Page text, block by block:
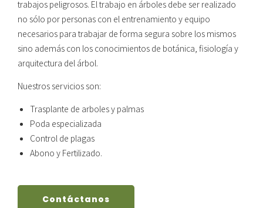
trabajos peligrosos. El trabajo en árboles debe ser realizado
no sólo por personas con el entrenamiento y equipo
necesarios para trabajar de forma segura sobre los mismos
sino además con los conocimientos de botánica, fisiología y
arquitectura del árbol.
Nuestros servicios son:
Trasplante de arboles y palmas
Poda especializada
Control de plagas
Abono y Fertilizado.
Contáctanos